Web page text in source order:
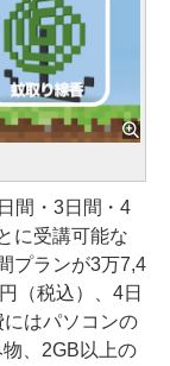
間・3日間・4
に受講可能な
プランが3万7,4
（税込）、4日
はパソコンの
、2GB以上の